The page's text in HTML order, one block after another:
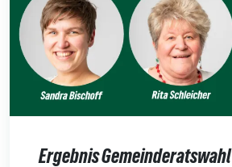
Ergebnis Gemeinderatswahl